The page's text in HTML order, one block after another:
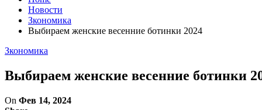
Новости
Зкономика
Выбираем женские весенние ботинки 2024
Зкономика
Выбираем женские весенние ботинки
On Фев 14, 2024